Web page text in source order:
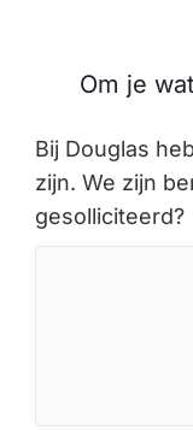
Om je
Bij Douglas
zijn. We zijn
gesolliciteerd?